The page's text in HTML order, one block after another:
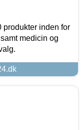
produkter inden for
medicin og